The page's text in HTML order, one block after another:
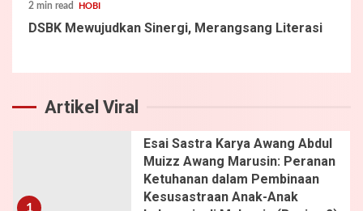
2 min read HOBI
DSBK Mewujudkan Sinergi, Merangsang Literasi
Artikel Viral
1
Esai Sastra Karya Awang Abdul
Muizz Awang Marusin: Peranan
Ketuhanan dalam Pembinaan
Kesusastraan Anak-Anak